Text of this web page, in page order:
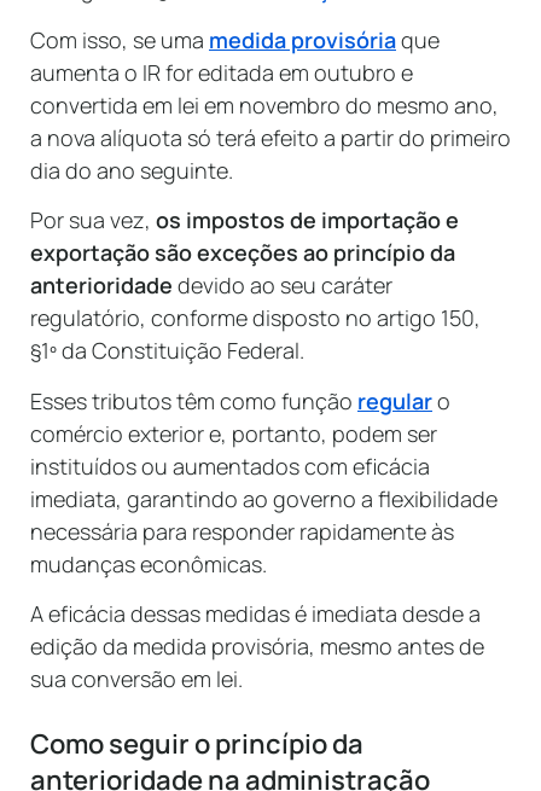
Com isso, se uma medida provisóriaque
aumenta o IR for editada em outubro e
convertida em lei em novembro do mesmo ano,
a nova alíquota só terá efeito a partir do primeiro
dia do ano seguinte.
Por sua vez, os impostos de importação e
exportação são exceções ao princípio da
anterioridade devido ao seu caráter
regulatório, conforme disposto no artigo 150,
§1º da Constituição Federal.
Esses tributos têm como função regularo
comércio exterior e, portanto, podem ser
instituídos ou aumentados com eficácia
imediata, garantindo ao governo a flexibilidade
necessária para responder rapidamente às
mudanças econômicas.
A eficácia dessas medidas é imediata desde a
edição da medida provisória, mesmo antes de
sua conversão em lei.
Como seguir o princípio da
anterioridade na administração